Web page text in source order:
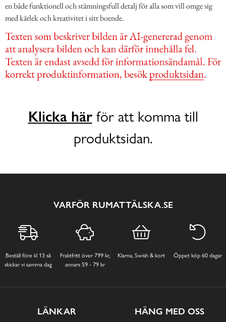
en både funktionell och stämningsfull detalj för alla som vill omge sig
med kärlek och kreativitet i sitt boende.
Klicka härför att komma till
produktsidan.
VARFÖR RUMATTÄLSKA.SE
Beställ före kl 13 så
skickar vi samma dag
Fraktfritt över 799 kr,
annars 59 - 79 kr
Klarna, Swish & kort Öppet köp 60 dagar
LÄNKAR HÄNG MED OSS